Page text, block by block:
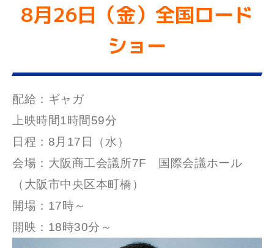
8月26日（金）全国ロード
ショー
配給：ギャガ
上映時間1時間59分
日程：8月17日（水）
会場：大阪商工会議所7F 国際会議ホール
（大阪市中央区本町橋）
開場：17時～
開映：18時30分～